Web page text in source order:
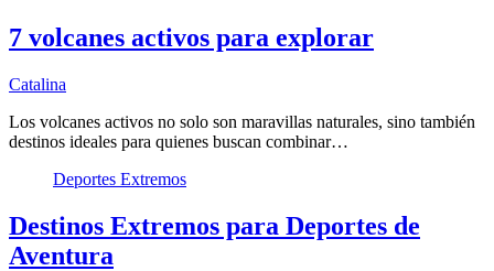
7 volcanes activos para explorar
Catalina
Los volcanes activos no solo son maravillas naturales, sino también
destinos ideales para quienes buscan combinar…
Deportes Extremos
Destinos Extremos para Deportes de
Aventura